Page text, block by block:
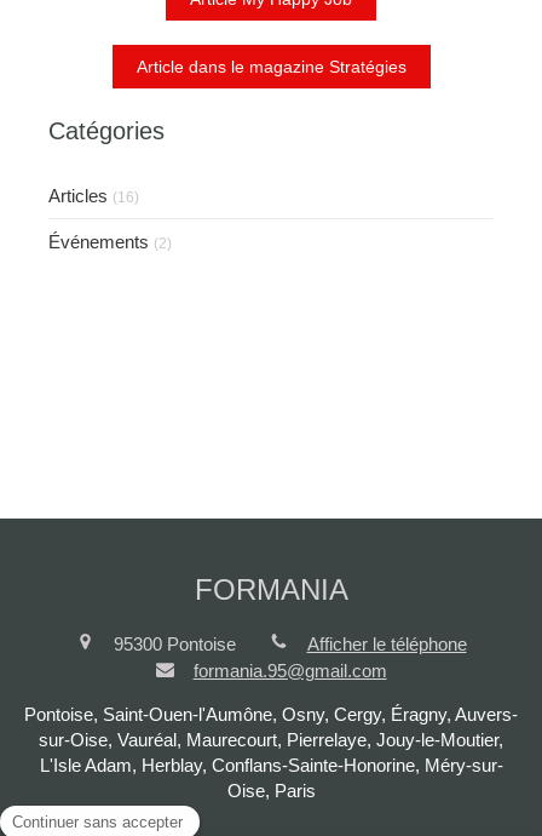
Article dans le magazine Stratégies
Catégories
Articles (16)
Événements (2)
FORMANIA
95300 Pontoise
Afficher le téléphone
formania.95@gmail.com
Pontoise, Saint-Ouen-l'Aumône, Osny, Cergy, Éragny, Auvers-
sur-Oise, Vauréal, Maurecourt, Pierrelaye, Jouy-le-Moutier,
L'Isle Adam, Herblay, Conflans-Sainte-Honorine, Méry-sur-
Oise, Paris